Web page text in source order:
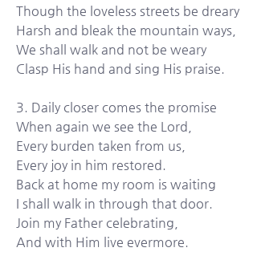
Harsh and bleak the mountain ways,
We shall walk and not be weary
Clasp His hand and sing His praise.
3. Daily closer comes the promise
When again we see the Lord,
Every burden taken from us,
Every joy in him restored.
Back at home my room is waiting
I shall walk in through that door.
Join my Father celebrating,
And with Him live evermore.